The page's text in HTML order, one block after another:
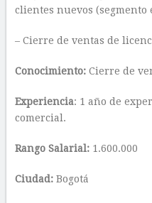
clientes nuevos (segmento
– Cierre de ventas de
Conocimiento:Cierre de
Experiencia: 1 año de
comercial.
Rango Salarial:1.600.000
Ciudad:Bogotá